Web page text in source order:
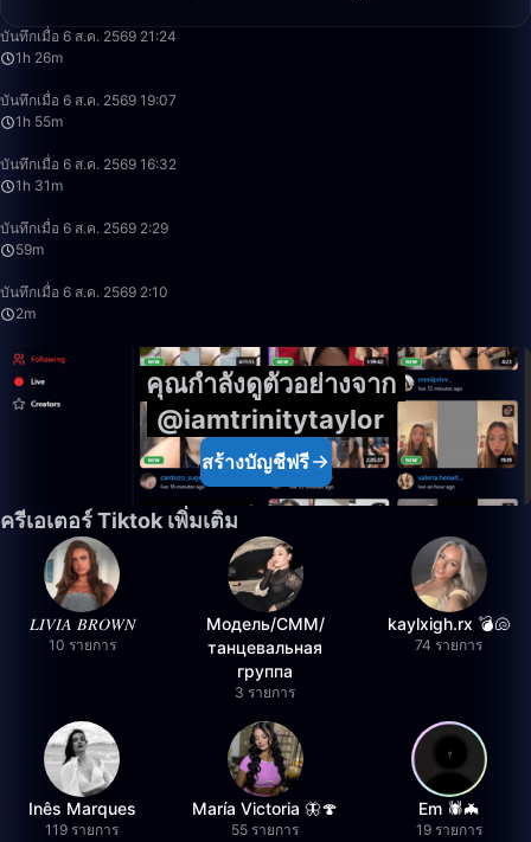
บันทึกเมื่อ 6 ส.ค. 2569 21:24
1h 26m
บันทึกเมื่อ 6 ส.ค. 2569 19:07
1h 55m
บันทึกเมื่อ 6 ส.ค. 2569 16:32
1h 31m
บันทึกเมื่อ 6 ส.ค. 2569 2:29
59m
บันทึกเมื่อ 6 ส.ค. 2569 2:10
2m
คุณกำลังดูตัวอย่างจาก
@iamtrinitytaylor
สร้างบัญชีฟรี
ครีเอเตอร์ Tiktok เพิ่มเติม
𝐿𝐼𝑉𝐼𝐴 𝐵𝑅𝑂𝑊𝑁
10 รายการ
Модель/СММ/
танцевальная
группа
3 รายการ
kaylxigh.rx 💣🐚
74 รายการ
Inês Marques
119 รายการ
María Victoria 🦋🍄
55 รายการ
Em 🕷️🦇
19 รายการ